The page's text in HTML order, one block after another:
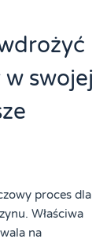
swojej
proces dla
Właściwa
na